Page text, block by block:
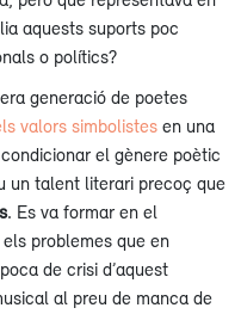
aquests suports poc
o polítics?
generació de poetes
valors simbolistes en una
el gènere poètic
un talent literari precoç que
. Es va formar en el
els problemes que en
de crisi d’aquest
al preu de manca de